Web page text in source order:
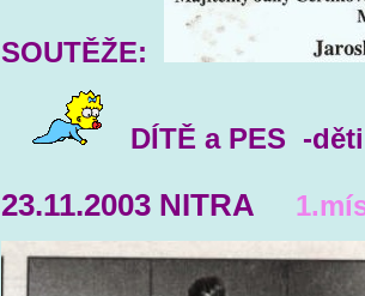
SOUTĚŽE:
DÍTĚ a PES -
23.11.2003 NITRA